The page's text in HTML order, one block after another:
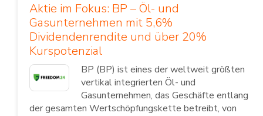
Aktie im Fokus: BP – Öl- und
Gasunternehmen mit 5,6%
Dividendenrendite und über 20%
Kurspotenzial
BP (BP) ist eines der weltweit größten
vertikal integrierten Öl- und
Gasunternehmen, das Geschäfte entlang
der gesamten Wertschöpfungskette betreibt, von